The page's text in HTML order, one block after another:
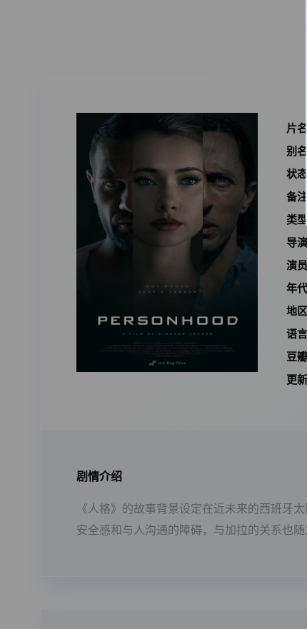
片名
别名
状态
备注
类型
导演
演员
年代
地区
语言
豆
更
剧情介绍
《人格》的故事背景设定在近未来的西班牙
安全感和与人沟通的障碍，与加拉的关系也